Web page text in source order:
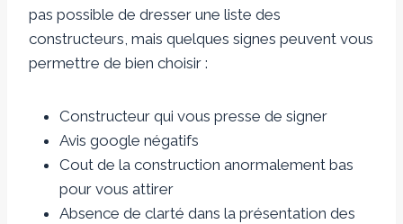
pas possible de dresser une liste des
constructeurs, mais quelques signes peuvent vous
permettre de bien choisir :
Constructeur qui vous presse de signer
Avis google négatifs
Cout de la construction anormalement bas
pour vous attirer
Absence de clarté dans la présentation des